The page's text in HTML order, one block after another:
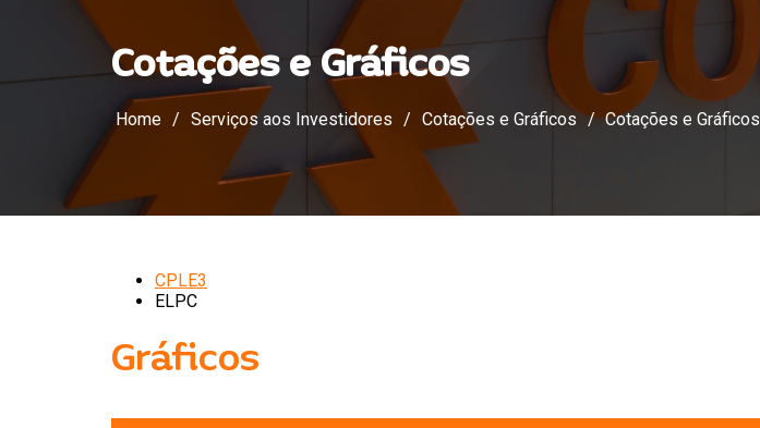
Cotações e Gráficos
Home / Serviços aos Investidores / Cotações e Gráficos / Cotações e Gráficos
CPLE3
ELPC
Gráficos